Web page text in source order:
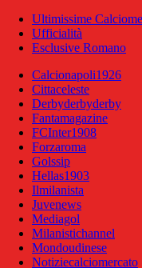
Ultimissime
Ufficialità
Esclusive Romano
Calcionapoli1926
Cittaceleste
Derbyderbyderby
Fantamagazine
FCInter1908
Forzaroma
Golssip
Hellas1903
Ilmilanista
Juvenews
Mediagol
Milanistichannel
Mondoudinese
Notiziecalciomercato